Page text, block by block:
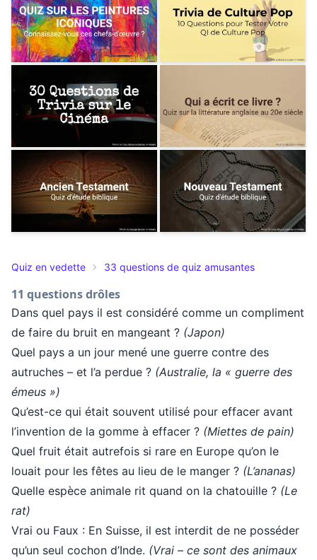
Quiz en vedette 33 questions de quiz amusantes
11 questions drôles
Dans quel pays il est considéré comme un compliment
de faire du bruit en mangeant ? (Japon)
Quel pays a un jour mené une guerre contre des
autruches – et l’a perdue ? (Australie, la « guerre des
émeus »)
Qu’est-ce qui était souvent utilisé pour effacer avant
l’invention de la gomme à effacer ? (Miettes de pain)
Quel fruit était autrefois si rare en Europe qu’on le
louait pour les fêtes au lieu de le manger ? (L’ananas)
Quelle espèce animale rit quand on la chatouille ? (Le
rat)
Vrai ou Faux : En Suisse, il est interdit de ne posséder
qu’un seul cochon d’Inde. (Vrai – ce sont des animaux